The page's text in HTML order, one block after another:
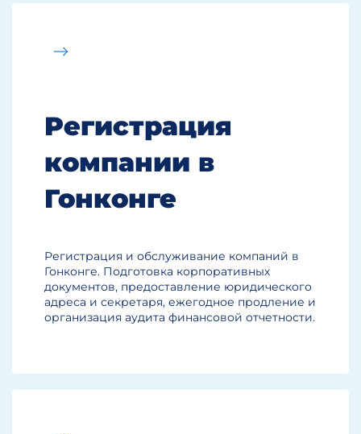
Регистрация
компании в
Гонконге
Регистрация и обслуживание компаний в
Гонконге. Подготовка корпоративных
документов, предоставление юридического
адреса и секретаря, ежегодное продление и
организация аудита финансовой отчетности.